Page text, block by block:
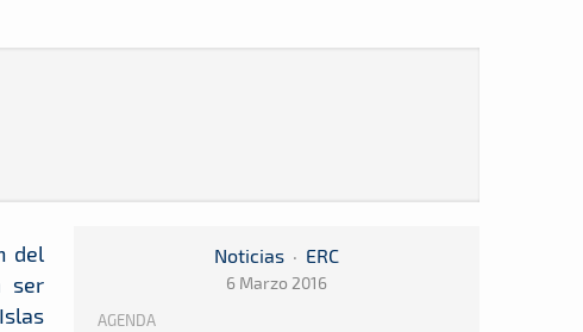
Noticias · ERC
6 Marzo 2016
AGENDA
del
ser